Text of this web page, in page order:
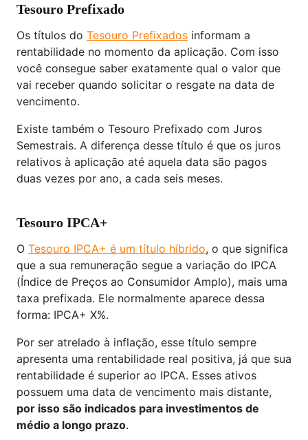
Tesouro Prefixado
Os títulos do Tesouro Prefixados informam a
rentabilidade no momento da aplicação. Com isso
você consegue saber exatamente qual o valor que
vai receber quando solicitar o resgate na data de
vencimento.
Existe também o Tesouro Prefixado com Juros
Semestrais. A diferença desse título é que os juros
relativos à aplicação até aquela data são pagos
duas vezes por ano, a cada seis meses.
Tesouro IPCA+
O Tesouro IPCA+ é um título híbrido, o que significa
que a sua remuneração segue a variação do IPCA
(Índice de Preços ao Consumidor Amplo), mais uma
taxa prefixada. Ele normalmente aparece dessa
forma: IPCA+ X%.
Por ser atrelado à inflação, esse título sempre
apresenta uma rentabilidade real positiva, já que sua
rentabilidade é superior ao IPCA. Esses ativos
possuem uma data de vencimento mais distante,
por isso são indicados para investimentos de
médio a longo prazo.